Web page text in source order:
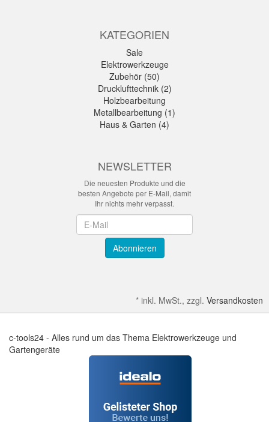
KATEGORIEN
Sale
Elektrowerkzeuge
Zubehör (50)
Drucklufttechnik (2)
Holzbearbeitung
Metallbearbeitung (1)
Haus & Garten (4)
NEWSLETTER
Die neuesten Produkte und die
besten Angebote per E-Mail, damit
Ihr nichts mehr verpasst.
Abonnieren
* inkl. MwSt., zzgl. Versandkosten
c-tools24 - Alles rund um das Thema Elektrowerkzeuge und
Gartengeräte